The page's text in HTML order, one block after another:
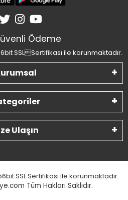
Ödeme
SSLSertifikası ile korunmaktadır.
Ulaşın
SSL Sertifikası ile korunmaktadır.
Tüm Hakları Saklıdır.